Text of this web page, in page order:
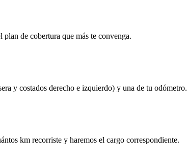
plan de cobertura que más te convenga.
y costados derecho e izquierdo) y una de tu odómetro.
km recorriste y haremos el cargo correspondiente.